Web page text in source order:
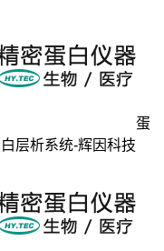
蛋
层析系统-辉因科技